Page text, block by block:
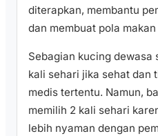
diterapkan, membantu
dan membuat pola
Sebagian kucing dewasa
kali sehari jika sehat dan
medis tertentu. Namun,
memilih 2 kali sehari
lebih nyaman dengan